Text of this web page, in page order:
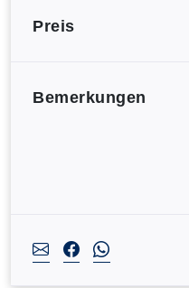
Preis
Bemerkungen